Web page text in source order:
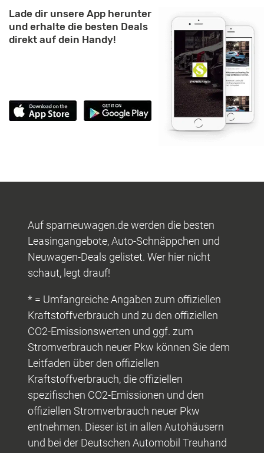
Lade dir unsere App herunter
und erhalte die besten Deals
direkt auf dein Handy!
Auf sparneuwagen.de werden die besten
Leasingangebote, Auto-Schnäppchen und
Neuwagen-Deals gelistet. Wer hier nicht
schaut, legt drauf!
* = Umfangreiche Angaben zum offiziellen
Kraftstoffverbrauch und zu den offiziellen
CO2-Emissionswerten und ggf. zum
Stromverbrauch neuer Pkw können Sie dem
Leitfaden über den offiziellen
Kraftstoffverbrauch, die offiziellen
spezifischen CO2-Emissionen und den
offiziellen Stromverbrauch neuer Pkw
entnehmen. Dieser ist in allen Autohäusern
und bei der Deutschen Automobil Treuhand